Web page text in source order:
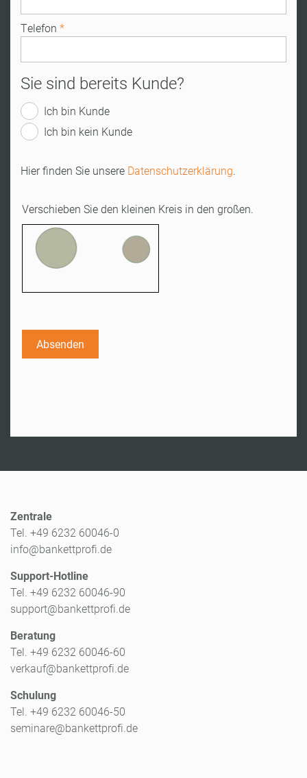
Zentrale
Tel. +49 6232 60046-0
info@bankettprofi.de
Support-Hotline
Tel. +49 6232 60046-90
support@bankettprofi.de
Beratung
Tel. +49 6232 60046-60
verkauf@bankettprofi.de
Schulung
Tel. +49 6232 60046-50
seminare@bankettprofi.de